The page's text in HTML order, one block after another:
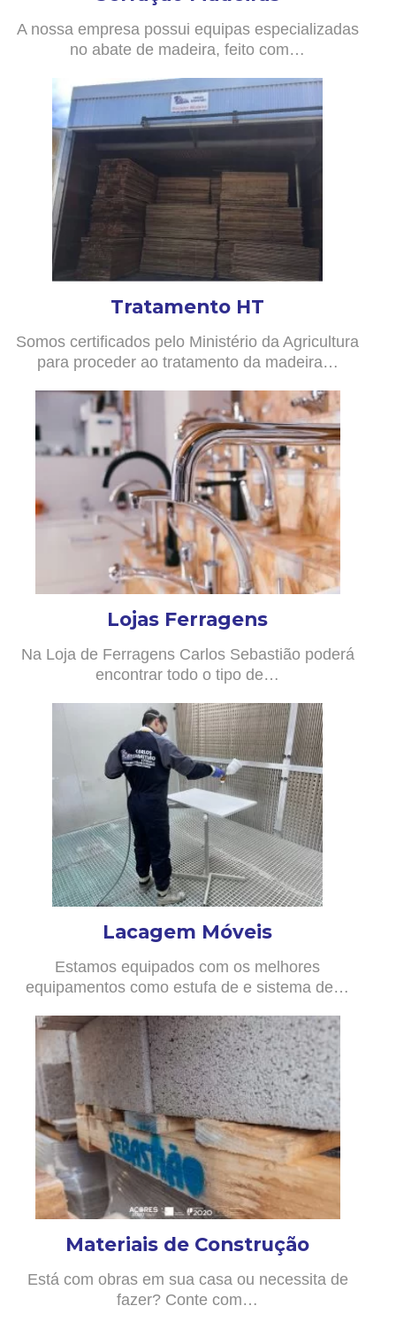
A nossa empresa possui equipas especializadas
no abate de madeira, feito com…
Tratamento HT
Somos certificados pelo Ministério da Agricultura
para proceder ao tratamento da madeira…
Lojas Ferragens
Na Loja de Ferragens Carlos Sebastião poderá
encontrar todo o tipo de…
Lacagem Móveis
Estamos equipados com os melhores
equipamentos como estufa de e sistema de…
Materiais de Construção
Está com obras em sua casa ou necessita de
fazer? Conte com…